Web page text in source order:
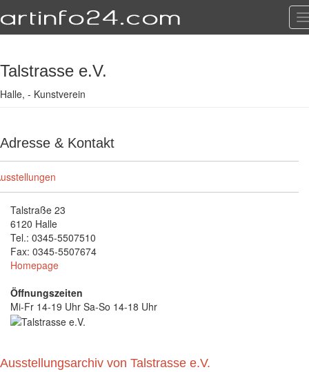
Talstrasse e.V.
Halle, - Kunstverein
Adresse & Kontakt
Talstraße 23
6120 Halle
Tel.: 0345-5507510
Fax: 0345-5507674
Homepage
Öffnungszeiten
Mi-Fr 14-19 Uhr Sa-So 14-18 Uhr
Ausstellungsarchiv von Talstrasse e.V.